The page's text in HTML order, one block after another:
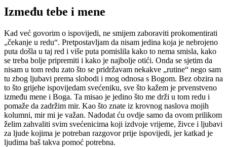
Između tebe i mene
Kad već govorim o ispovijedi, ne smijem zaboraviti prokomentirati
„čekanje u redu“. Pretpostavljam da nisam jedina koja je nebrojeno
puta došla u taj red i više puta pomislila kako to nema smisla, kako
se treba bolje pripremiti i kako je najbolje otići. Onda se sjetim da
nisam u tom redu zato što se pridržavam nekakve „rutine“ nego sam
tu zbog ljubavi prema slobodi i mog odnosa s Bogom. Bez obzira na
to što grijehe ispovijedam svećeniku, sve što kažem je prvenstveno
između mene i Boga. Ta misao je jedino što me drži u tom redu i
pomaže da zadržim mir. Kao što znate iz krovnog naslova mojih
kolumni, mir mi je važan. Nadodat ću ovdje samo da ovom prilikom
želim zahvaliti svim svećenicima koji izdvoje vrijeme, živce i ljubavi
za ljude kojima je potreban razgovor prije ispovijedi, jer katkad je
ljudima baš takva pomoć potrebna.